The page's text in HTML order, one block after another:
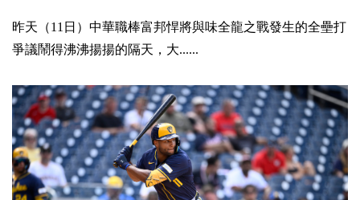
昨天（11日）中華職棒富邦悍將與味全龍之戰發生的全壘打
爭議鬧得沸沸揚揚的隔天，大......